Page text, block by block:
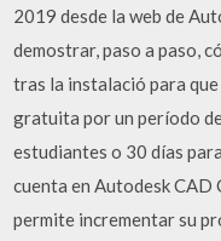
2019 desde la web de
demostrar, paso a paso,
tras la instalació para
gratuita por un período
estudiantes o 30 días
cuenta en Autodesk
permite incrementar su